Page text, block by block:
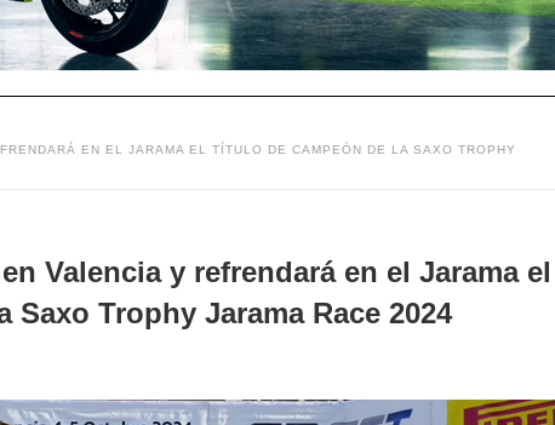
EN EL JARAMA EL TÍTULO DE CAMPEÓN DE LA SAXO TROPHY
Valencia y refrendará en el Jarama el
Trophy Jarama Race 2024